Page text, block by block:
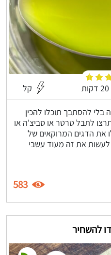
20 דקות קל
דקות עבודה בלי להסתבך תוכלו להכין
לתבל טרטר או סביצ'ה או
את הדגים המרוקאים של
את זה מעוד עשבי
583